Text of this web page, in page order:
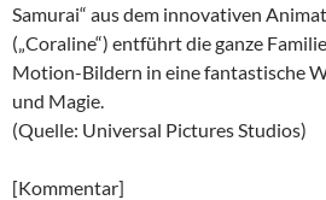
Samurai“ aus dem innovativen
(„Coraline“) entführt die ganze
Motion-Bildern in eine fantastische
und Magie.
(Quelle: Universal Pictures Studios)
[Kommentar]